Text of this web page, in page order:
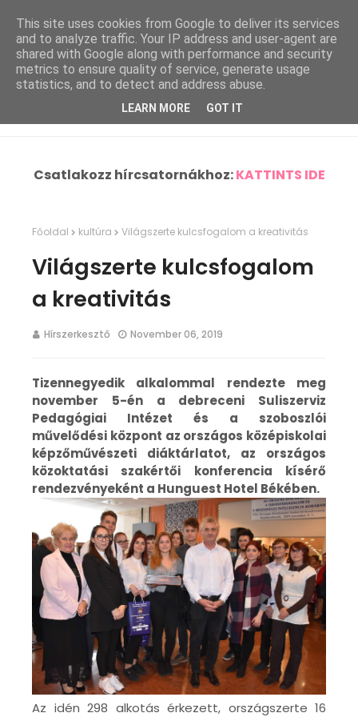
Csatlakozz hírcsatornákhoz:KATTINTS IDE
Főoldal kultúra Világszerte kulcsfogalom a kreativitás
Világszerte kulcsfogalom
a kreativitás
Hírszerkesztő November 06, 2019
Tizennegyedik alkalommal rendezte meg
november 5-én a debreceni Suliszerviz
Pedagógiai Intézet és a szoboszlói
művelődési központ az országos középiskolai
képzőművészeti diáktárlatot, az országos
közoktatási szakértői konferencia kísérő
rendezvényeként a Hunguest Hotel Békében.
Az idén 298 alkotás érkezett, országszerte 16
This site uses cookies from Google to deliver its services
and to analyze traffic. Your IP address and user-agent are
shared with Google along with performance and security
metrics to ensure quality of service, generate usage
statistics, and to detect and address abuse.
LEARN MORE GOT IT